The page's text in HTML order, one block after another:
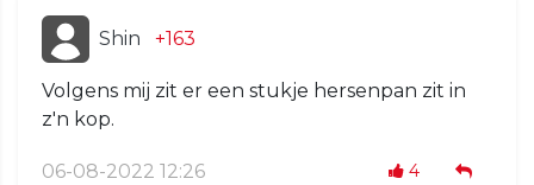
Shin +163
Volgens mij zit er een stukje hersenpan zit in
z'n kop.
06-08-2022 12:26 4